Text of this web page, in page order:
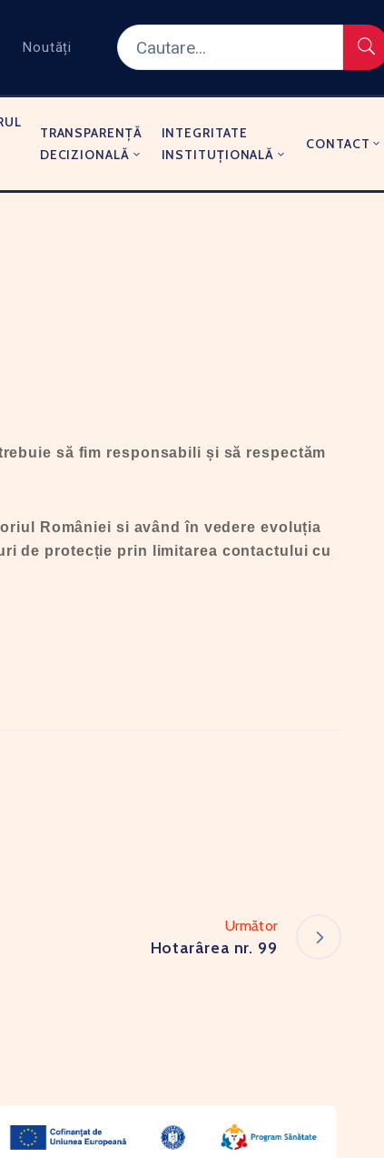
Noutăți
TRANSPARENȚĂ
DECIZIONALĂ
INTEGRITATE
INSTITUȚIONALĂ
CONTACT
să fim responsabili și să respectăm
României si având în vedere evoluția
de protecție prin limitarea contactului cu
Următor
Hotarârea nr. 99